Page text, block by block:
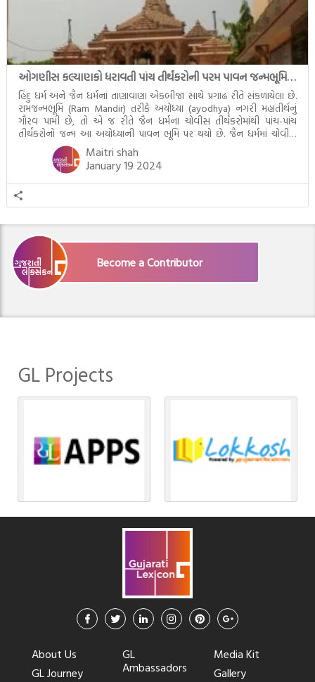
ઓગણીસ કલ્યાણકો ધરાવતી પાંચ તીર્થંકરોની પરમ પાવન જન્મભૂમિ – અયોધ્યા (Ayodhya)
હિંદુ ધર્મ અને જૈન ધર્મનાં તાણાવાણા એકબીજા સાથે પ્રગાઢ રીતે સંકળાયેલા છે.
રામજન્મભૂમિ (Ram Mandir) તરીકે અયોધ્યા (ayodhya) નગરી મહાતીર્થનું
ગૌરવ પામી છે, તો એ જ રીતે જૈન ધર્મના ચોવીસ તીર્થંકરોમાંથી પાંચ-પાંચ
તીર્થંકરોનો જન્મ આ અયોધ્યાની પાવન ભૂમિ પર થયો છે. જૈન ધર્મમાં ચોવીસ
તીર્થંકરોમાંથી પાંચ-પાંચ તીર્થંકરોનાં કલ્યાણકો અહીં આવ્યાં છે. દરેક તીર્થંકરના
જીવનની ચ્યવન(માતાના […]
Maitri shah
January 19 2024
Become a Contributor
GL Projects
About Us
GL Journey
GL
Ambassadors
Media Kit
Gallery